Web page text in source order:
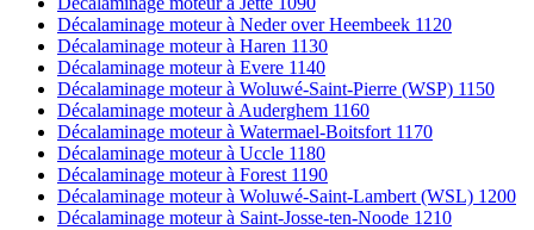
Décalaminage moteur à Neder over Heembeek 1120
Décalaminage moteur à Haren 1130
Décalaminage moteur à Evere 1140
Décalaminage moteur à Woluwé-Saint-Pierre (WSP) 1150
Décalaminage moteur à Auderghem 1160
Décalaminage moteur à Watermael-Boitsfort 1170
Décalaminage moteur à Uccle 1180
Décalaminage moteur à Forest 1190
Décalaminage moteur à Woluwé-Saint-Lambert (WSL) 1200
Décalaminage moteur à Saint-Josse-ten-Noode 1210